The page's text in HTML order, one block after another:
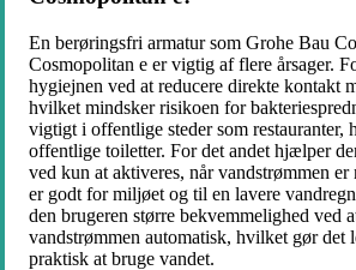
En berøringsfri armatur som Grohe Bau
Cosmopolitan e er vigtig af flere årsager.
hygiejnen ved at reducere direkte kontakt
hvilket mindsker risikoen for
vigtigt i offentlige steder som restauranter,
offentlige toiletter. For det andet hjælper
ved kun at aktiveres, når vandstrømmen
er godt for miljøet og til en lavere
den brugeren større bekvemmelighed ved
vandstrømmen automatisk, hvilket gør det
praktisk at bruge vandet.